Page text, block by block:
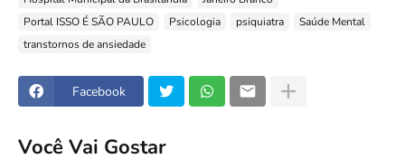
Portal ISSO É SÃO PAULO
Psicologia psiquiatra
Saúde Mental
transtornos de ansiedade
Facebook
Você Vai Gostar